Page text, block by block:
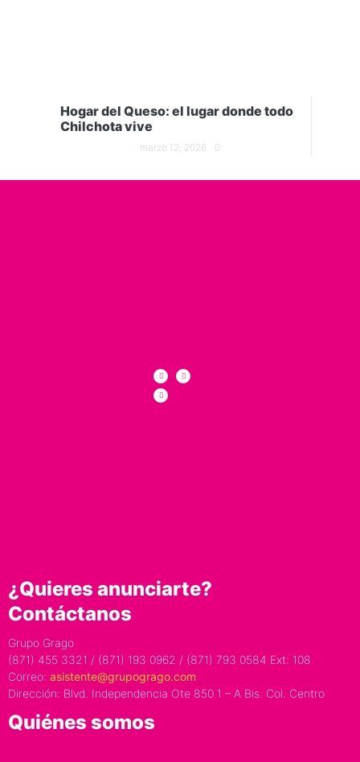
Hogar del Queso: el lugar donde todo
Chilchota vive
marzo 12, 2026 0
¿Quieres anunciarte?
Contáctanos
Grupo Grago
(871) 455 3321 / (871) 193 0962 / (871) 793 0584 Ext: 108
Correo: asistente@grupogrago.com
Dirección: Blvd. Independencia Ote 850 1 – A Bis. Col. Centro
Quiénes somos